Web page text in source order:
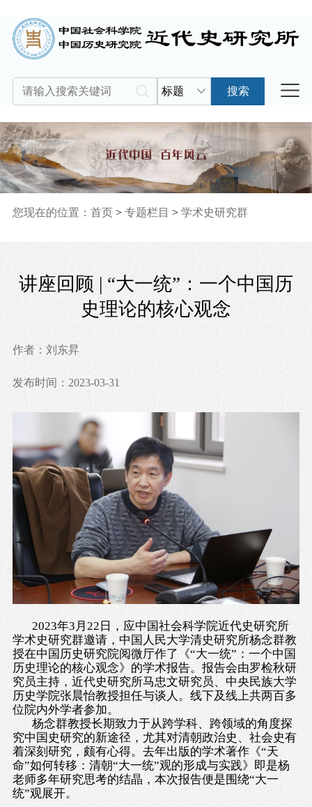
标题 搜索
您现在的位置： 首页> 专题栏目 > 学术史研究群
讲座回顾 | “大一统”：一个中国历
史理论的核心观念
作者：刘东昇
发布时间：2023-03-31
2023年3 月 22 日，应中国社会科学院近代史研究所
学术史研究群邀请，中国人民大学清史研究所杨念群教
授在中国历史研究院阅微厅作了《“大一统”：一个中国
历史理论的核心观念》的学术报告。报告会由罗检秋研
究员主持，近代史研究所马忠文研究员、中央民族大学
历史学院张晨怡教授担任与谈人。线下及线上共两百多
位院内外学者参加。
杨念群教授长期致力于从跨学科、跨领域的角度探
究中国史研究的新途径，尤其对清朝政治史、社会史有
着深刻研究，颇有心得。去年出版的学术著作《“天
命”如何转移：清朝“大一统”观的形成与实践》即是杨
老师多年研究思考的结晶，本次报告便是围绕“大一
统”观展开。